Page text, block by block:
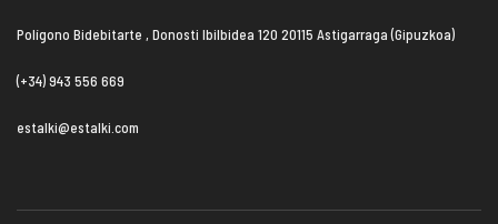
Polígono Bidebitarte , Donosti Ibilbidea 120 20115 Astigarraga (Gipuzkoa)
(+34) 943 556 669
estalki@estalki.com